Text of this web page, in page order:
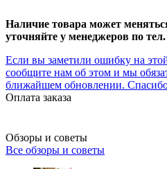
Наличие товара может
уточняйте у менеджеров по тел.
Если вы заметили ошибку на
сообщите нам об этом и мы
ближайшем обновлении.
Оплата заказа
Обзоры и советы
Все обзоры и советы